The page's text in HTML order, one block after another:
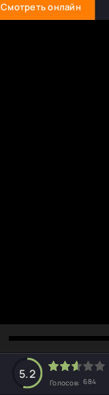
Смотреть онлайн
5.2
Голосов: 684